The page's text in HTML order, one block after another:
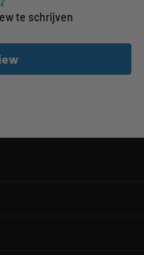
te schrijven